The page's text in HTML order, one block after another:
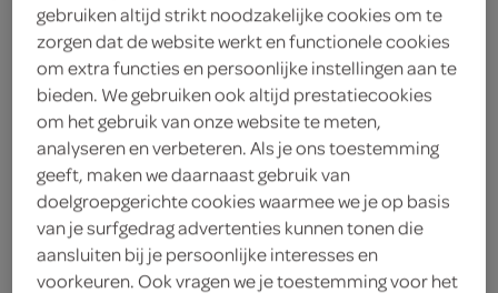
2.25 kies je SPAR
Bolletje pepsels kaas
115 Gram
1.55 kies je SPAR
gebruiken altijd strikt noodzakelijke cookies om te
zorgen dat de website werkt en functionele cookies
om extra functies en persoonlijke instellingen aan te
bieden. We gebruiken ook altijd prestatiecookies
om het gebruik van onze website te meten,
analyseren en verbeteren. Als je ons toestemming
geeft, maken we daarnaast gebruik van
doelgroepgerichte cookies waarmee we je op basis
van je surfgedrag advertenties kunnen tonen die
aansluiten bij je persoonlijke interesses en
voorkeuren. Ook vragen we je toestemming voor het